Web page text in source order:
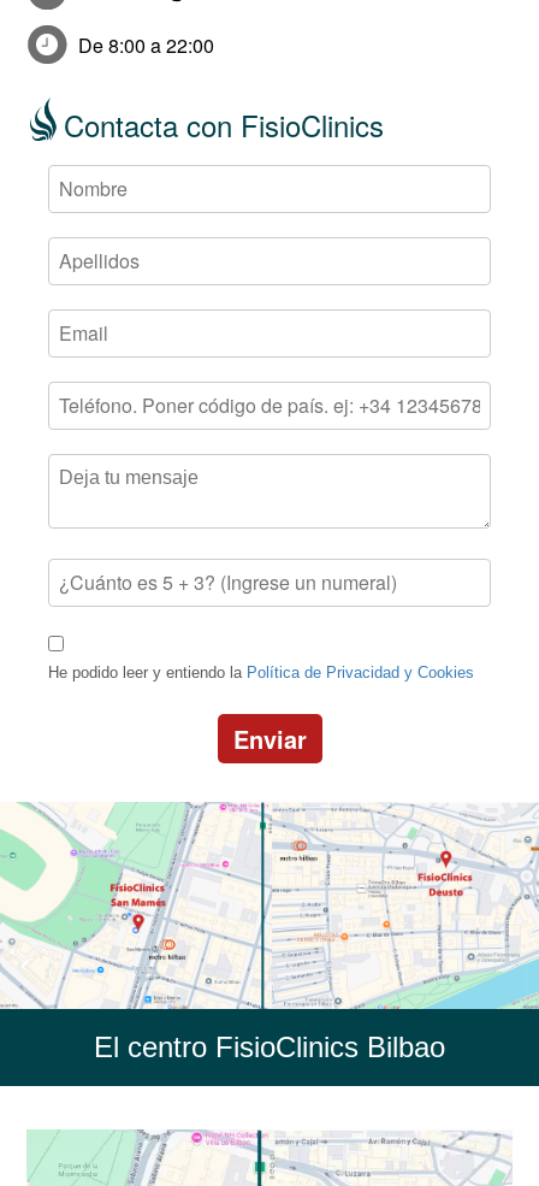
De 8:00 a 22:00
Contacta con FisioClinics
He podido leer y entiendo la Política de Privacidad y Cookies
Enviar
El centro FisioClinics Bilbao